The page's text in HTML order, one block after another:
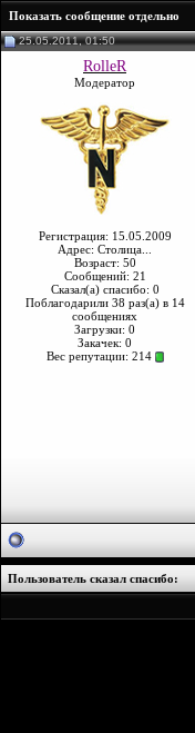
Показать сообщение отдельно
25.05.2011, 01:50
RolleR
Модератор
Регистрация: 15.05.2009
Адрес: Столица...
Возраст: 50
Сообщений: 21
Сказал(а) спасибо: 0
Поблагодарили 38 раз(а) в 14
сообщениях
Загрузки: 0
Закачек: 0
Вес репутации: 214
Пользователь сказал cпасибо: